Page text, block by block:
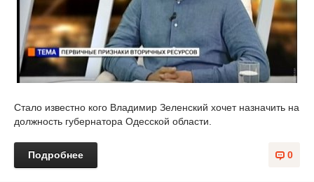
Стало известно кого Владимир Зеленский хочет назначить на
должность губернатора Одесской области.
0
Подробнее